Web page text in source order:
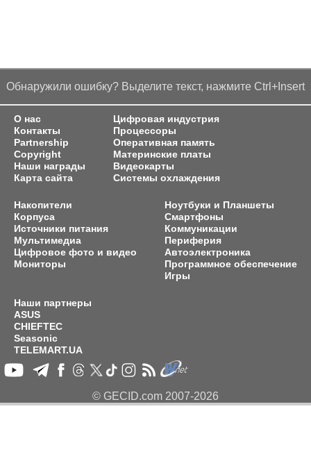
Обнаружили ошибку? Выделите текст, нажмите Ctrl+Insert
О нас
Контакты
Partnership
Copyright
Наши награды
Карта сайта
Цифровая индустрия
Процессоры
Оперативная память
Материнские платы
Видеокарты
Системы охлаждения
Накопители
Корпуса
Источники питания
Мультимедиа
Цифровое фото и видео
Мониторы
Ноутбуки и Планшеты
Смартфоны
Коммуникации
Периферия
Автоэлектроника
Программное обеспечение
Игры
Наши партнеры
ASUS
CHIEFTEC
Seasonic
TELEMART.UA
© GECID.com 2007-2026